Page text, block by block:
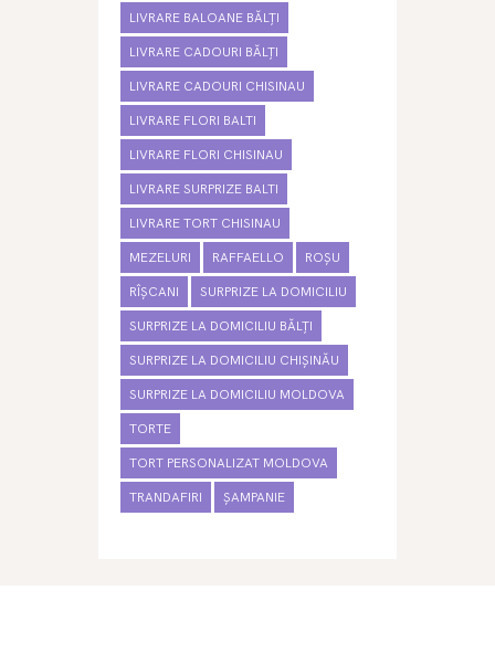
LIVRARE BALOANE BĂLȚI
LIVRARE CADOURI BĂLȚI
LIVRARE CADOURI CHISINAU
LIVRARE FLORI BALTI
LIVRARE FLORI CHISINAU
LIVRARE SURPRIZE BALTI
LIVRARE TORT CHISINAU
MEZELURI RAFFAELLO ROȘU
RÎȘCANI SURPRIZE LA DOMICILIU
SURPRIZE LA DOMICILIU BĂLȚI
SURPRIZE LA DOMICILIU CHIȘINĂU
SURPRIZE LA DOMICILIU MOLDOVA
TORTE
TORT PERSONALIZAT MOLDOVA
TRANDAFIRI ȘAMPANIE